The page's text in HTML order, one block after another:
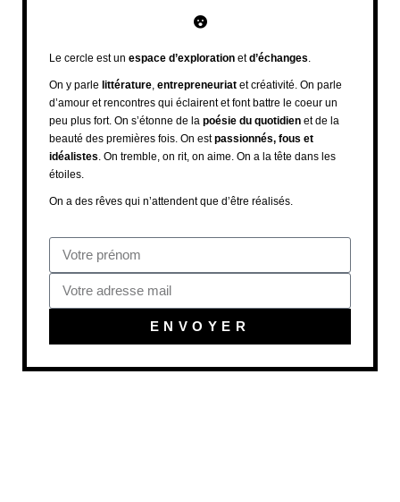
Le cercle est un espace d’exploration etd’échanges
On y parle littérature entrepreneuriat et créativité. On parle
d’amour et rencontres qui éclairent et font battre le coeur un
peu plus fort. On s’étonne de la poésie du quotidien et de la
beauté des premières fois. On estpassionnés, fous et
idéalistes . On tremble, on rit, on aime. On a la tête dans les
étoiles.
On a des rêves qui n’attendent que d’être réalisés.
ENVOYER